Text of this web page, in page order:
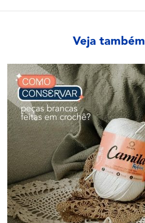
Veja também